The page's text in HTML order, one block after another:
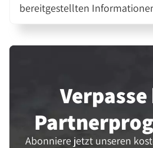
bereitgestellten
Abonniere jetzt unseren